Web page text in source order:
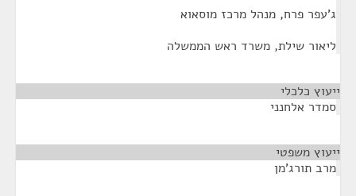
ג'עפר פרח, מנהל מרכז מוסאוא
ליאור שילת, משרד ראש הממשלה
ייעוץ כלכלי
סמדר אלחנני
ייעוץ משפטי
מרב תורג'מן